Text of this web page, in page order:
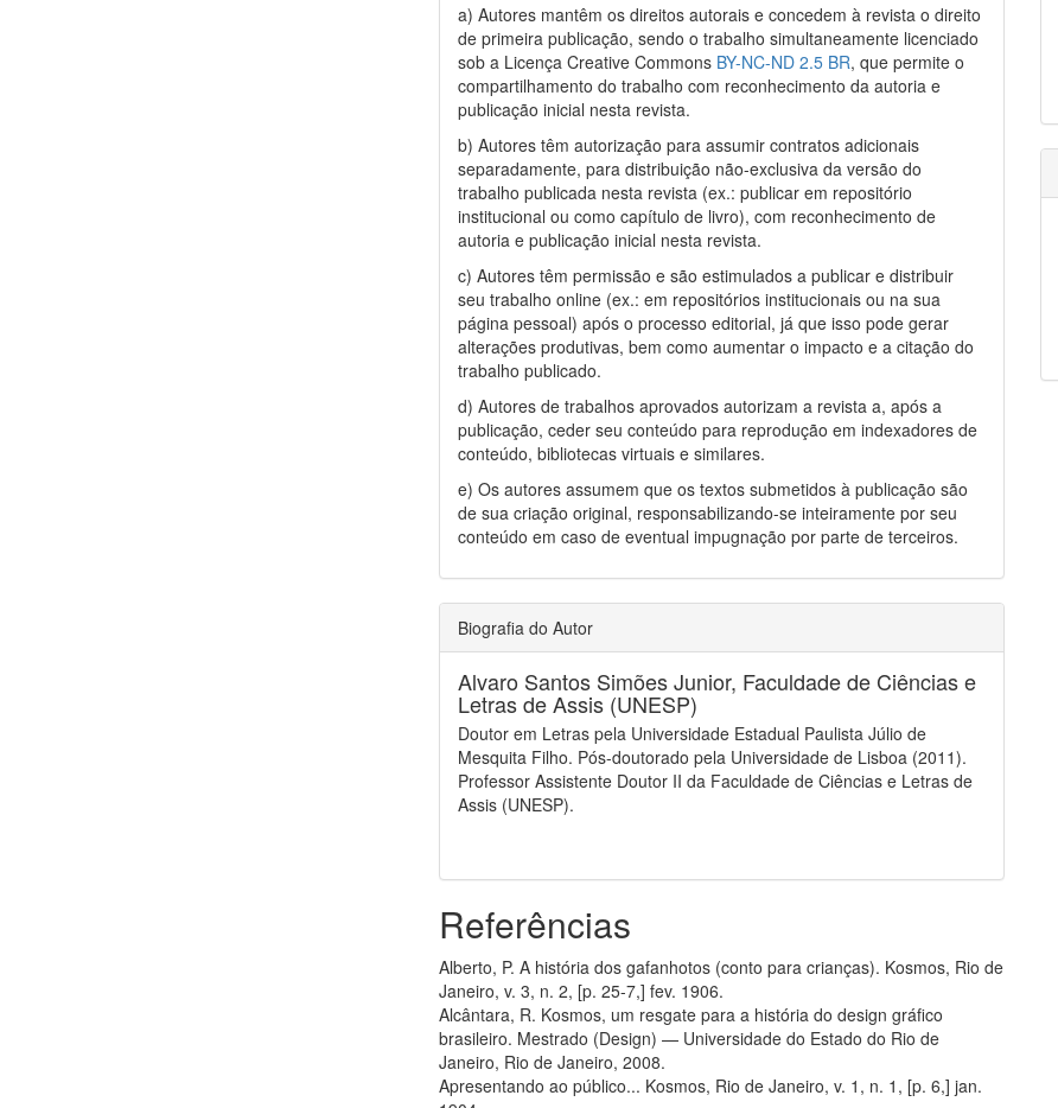
a) Autores mantêm os direitos autorais e concedem à revista o direito
de primeira publicação, sendo o trabalho simultaneamente licenciado
sob a Licença Creative Commons BY-NC-ND 2.5 BR, que permite o
compartilhamento do trabalho com reconhecimento da autoria e
publicação inicial nesta revista.
b) Autores têm autorização para assumir contratos adicionais
separadamente, para distribuição não-exclusiva da versão do
trabalho publicada nesta revista (ex.: publicar em repositório
institucional ou como capítulo de livro), com reconhecimento de
autoria e publicação inicial nesta revista.
c) Autores têm permissão e são estimulados a publicar e distribuir
seu trabalho online (ex.: em repositórios institucionais ou na sua
página pessoal) após o processo editorial, já que isso pode gerar
alterações produtivas, bem como aumentar o impacto e a citação do
trabalho publicado.
d) Autores de trabalhos aprovados autorizam a revista a, após a
publicação, ceder seu conteúdo para reprodução em indexadores de
conteúdo, bibliotecas virtuais e similares.
e) Os autores assumem que os textos submetidos à publicação são
de sua criação original, responsabilizando-se inteiramente por seu
conteúdo em caso de eventual impugnação por parte de terceiros.
Biografia do Autor
Alvaro Santos Simões Junior, Faculdade de Ciências e
Letras de Assis (UNESP)
Doutor em Letras pela Universidade Estadual Paulista Júlio de
Mesquita Filho. Pós-doutorado pela Universidade de Lisboa (2011).
Professor Assistente Doutor II da Faculdade de Ciências e Letras de
Assis (UNESP).
Referências
Alberto, P. A história dos gafanhotos (conto para crianças). Kosmos, Rio de
Janeiro, v. 3, n. 2, [p. 25-7,] fev. 1906.
Alcântara, R. Kosmos, um resgate para a história do design gráfico
brasileiro. Mestrado (Design) — Universidade do Estado do Rio de
Janeiro, Rio de Janeiro, 2008.
Apresentando ao público... Kosmos, Rio de Janeiro, v. 1, n. 1, [p. 6,] jan.